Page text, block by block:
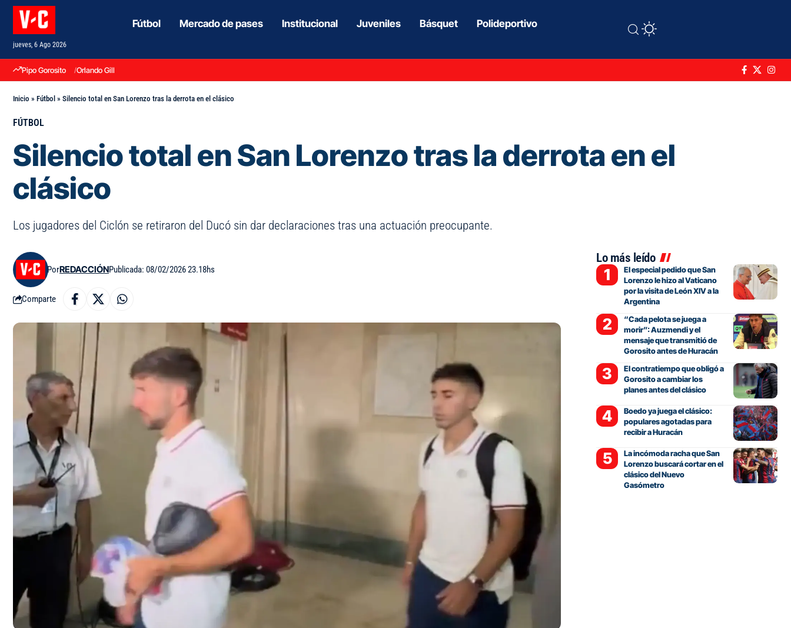
jueves, 6 Ago 2026
Fútbol Mercado de pases Institucional Juveniles Básquet Polideportivo
Pipo Gorosito Orlando Gill
Inicio » Fútbol » Silencio total en San Lorenzo tras la derrota en el clásico
FÚTBOL
Silencio total en San Lorenzo tras la derrota en el
clásico
Los jugadores del Ciclón se retiraron del Ducó sin dar declaraciones tras una actuación preocupante.
PorREDACCIÓNPublicada: 08/02/2026 23.18hs
Comparte
Lo más leído
El especial pedido que San
Lorenzo le hizo al Vaticano
por la visita de León XIV a la
Argentina
“Cada pelota se juega a
morir”: Auzmendi y el
mensaje que transmitió de
Gorosito antes de Huracán
El contratiempo que obligó a
Gorosito a cambiar los
planes antes del clásico
Boedo ya juega el clásico:
populares agotadas para
recibir a Huracán
La incómoda racha que San
Lorenzo buscará cortar en el
clásico del Nuevo
Gasómetro